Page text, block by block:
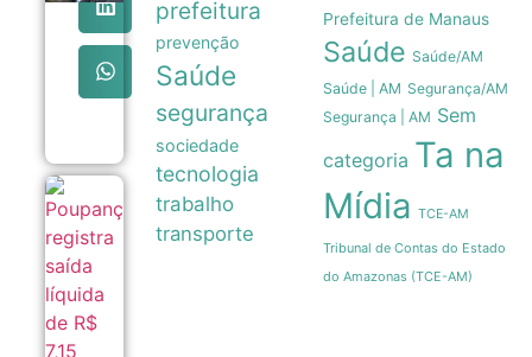
e retira
terras
queimadas
de projeto
no Senado
07/08
Poupança
registra
saída
prefeitura
prevenção
Saúde
segurança
sociedade
tecnologia
trabalho
transporte
Prefeitura de Manaus
Saúde Saúde/AM
Saúde | AM Segurança/AM
Segurança | AM Sem
categoria Ta na
Mídia TCE-AM
Tribunal de Contas do Estado
do Amazonas (TCE-AM)